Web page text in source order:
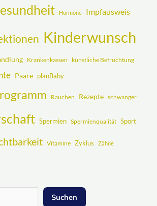
Hormone Impfausweis
Kinderwunsch
Krankenkassen künstliche Befruchtung
Paare planBaby
Rauchen Rezepte schwanger
Spermien Spermienqualität Sport
Vitamine Zyklus Zähne
Suchen